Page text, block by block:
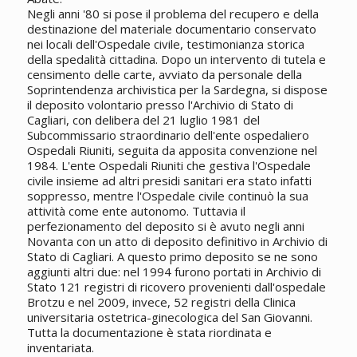
Negli anni '80 si pose il problema del recupero e della
destinazione del materiale documentario conservato
nei locali dell'Ospedale civile, testimonianza storica
della spedalità cittadina. Dopo un intervento di tutela e
censimento delle carte, avviato da personale della
Soprintendenza archivistica per la Sardegna, si dispose
il deposito volontario presso l'Archivio di Stato di
Cagliari, con delibera del 21 luglio 1981 del
Subcommissario straordinario dell'ente ospedaliero
Ospedali Riuniti, seguita da apposita convenzione nel
1984. L'ente Ospedali Riuniti che gestiva l'Ospedale
civile insieme ad altri presidi sanitari era stato infatti
soppresso, mentre l'Ospedale civile continuò la sua
attività come ente autonomo. Tuttavia il
perfezionamento del deposito si è avuto negli anni
Novanta con un atto di deposito definitivo in Archivio di
Stato di Cagliari. A questo primo deposito se ne sono
aggiunti altri due: nel 1994 furono portati in Archivio di
Stato 121 registri di ricovero provenienti dall'ospedale
Brotzu e nel 2009, invece, 52 registri della Clinica
universitaria ostetrica-ginecologica del San Giovanni.
Tutta la documentazione è stata riordinata e
inventariata.